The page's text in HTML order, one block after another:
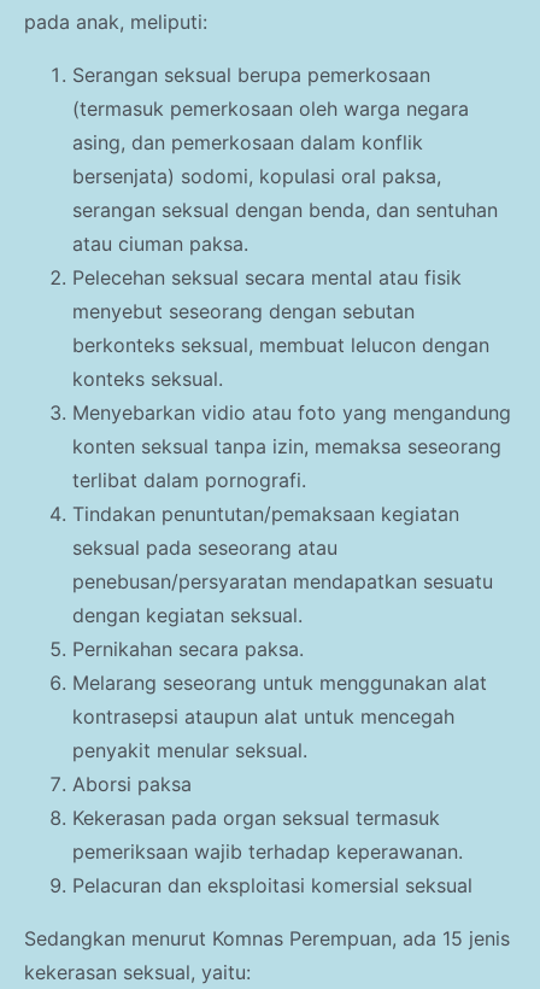
pada anak, meliputi:
Serangan seksual berupa pemerkosaan
(termasuk pemerkosaan oleh warga negara
asing, dan pemerkosaan dalam konflik
bersenjata) sodomi, kopulasi oral paksa,
serangan seksual dengan benda, dan sentuhan
atau ciuman paksa.
Pelecehan seksual secara mental atau fisik
menyebut seseorang dengan sebutan
berkonteks seksual, membuat lelucon dengan
konteks seksual.
Menyebarkan vidio atau foto yang mengandung
konten seksual tanpa izin, memaksa seseorang
terlibat dalam pornografi.
Tindakan penuntutan/pemaksaan kegiatan
seksual pada seseorang atau
penebusan/persyaratan mendapatkan sesuatu
dengan kegiatan seksual.
Pernikahan secara paksa.
Melarang seseorang untuk menggunakan alat
kontrasepsi ataupun alat untuk mencegah
penyakit menular seksual.
Aborsi paksa
Kekerasan pada organ seksual termasuk
pemeriksaan wajib terhadap keperawanan.
Pelacuran dan eksploitasi komersial seksual
Sedangkan menurut Komnas Perempuan, ada 15 jenis
kekerasan seksual, yaitu: